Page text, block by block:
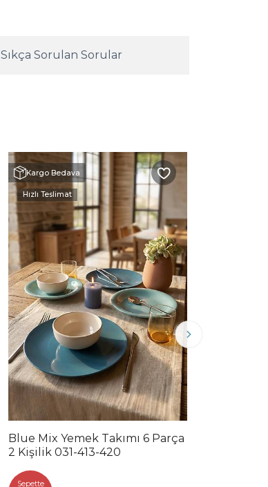
Sıkça Sorulan Sorular
Kargo Bedava
Hızlı Teslimat
Blue Mix Yemek Takımı 6 Parça
2 Kişilik 031-413-420
Sepette